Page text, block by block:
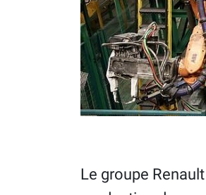
Le groupe